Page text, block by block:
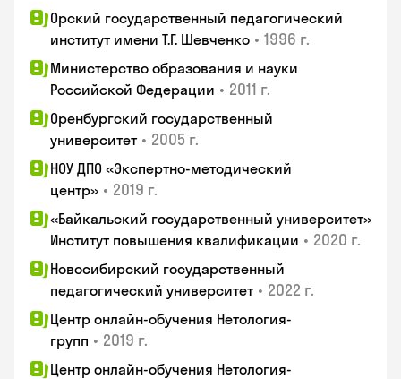
Орский государственный педагогический
институт имени Т.Г. Шевченко • 1996 г.
Министерство образования и науки
Российской Федерации • 2011 г.
Оренбургский государственный
университет • 2005 г.
НОУ ДПО «Экспертно-методический
центр» • 2019 г.
«Байкальский государственный университет»
Институт повышения квалификации • 2020 г.
Новосибирский государственный
педагогический университет • 2022 г.
Центр онлайн-обучения Нетология-
групп • 2019 г.
Центр онлайн-обучения Нетология-